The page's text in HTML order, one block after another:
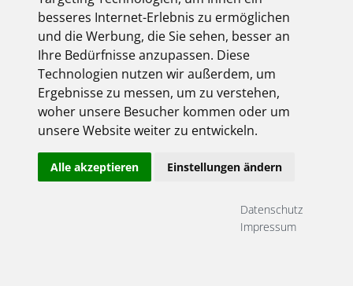
besseres Internet-Erlebnis zu ermöglichen
und die Werbung, die Sie sehen, besser an
Ihre Bedürfnisse anzupassen. Diese
Technologien nutzen wir außerdem, um
Ergebnisse zu messen, um zu verstehen,
woher unsere Besucher kommen oder um
unsere Website weiter zu entwickeln.
Alle akzeptieren Einstellungen ändern
Datenschutz
Impressum
Anmeldung
hier gehts rein ...